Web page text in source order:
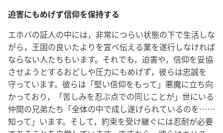
迫害にもめげず信仰を保持する
エホバの証人の中には，非常につらい状態の下で生活しな
がら，王国の良いたよりを宣べ伝える業を遂行しなければ
ならない人たちもいます。それでも，迫害や，信仰を妥協
させようとするおどしや圧力にもめげず，彼らは忠誠を
守っています。彼らは「堅い信仰をもって」悪魔に立ち向
かっており，「苦しみを忍ぶ点での同じことが」世にいる
仲間の兄弟たち「全体の中で成し遂げられているのを……
知って」います。そして，約束を受け継ぐには忍耐が必要